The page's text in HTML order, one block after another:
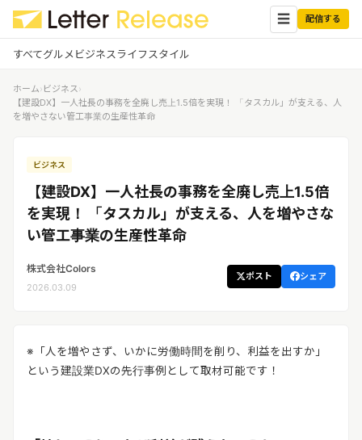
☰ 配信する
すべてグルメビジネスライフスタイル
ビジネス
リリースを配信する
ログイン ✕
企業ユーザーでログイン
する
受信 レターリリース受信ユーザー
メディアユーザーでログインする
レターリリースを受信（メディア登
ホーム› ビジネス›
【建設DX】一人社長の事務を全廃し売上1.5倍を実現！ 「タスカル」が支える、人
を増やさない管工事業の生産性革命
ビジネス
【建設DX】一人社長の事務を全廃し売上1.5倍
を実現！ 「タスカル」が支える、人を増やさな
い管工事業の生産性革命
株式会社Colors
2026.03.09
ポスト シェア
※「人を増やさず、いかに労働時間を削り、利益を出すか」
という建設業DXの先行事例として取材可能です！